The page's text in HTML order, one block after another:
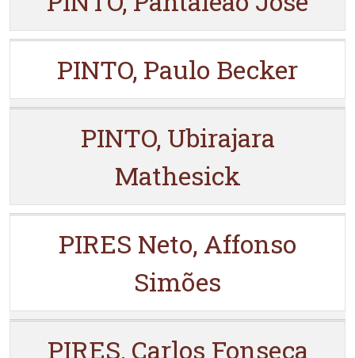
PINTO, Paulo Becker
PINTO, Ubirajara
Mathesick
PIRES Neto, Affonso
Simões
PIRES, Carlos Fonseca